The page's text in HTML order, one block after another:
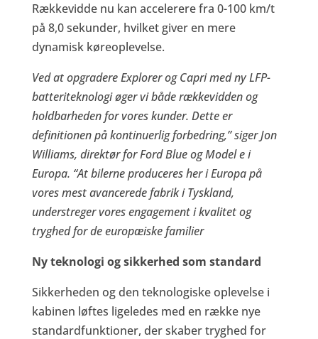
Rækkevidde nu kan accelerere fra 0-100 km/t
på 8,0 sekunder, hvilket giver en mere
dynamisk køreoplevelse.
Ved at opgradere Explorer og Capri med ny LFP-
batteriteknologi øger vi både rækkevidden og
holdbarheden for vores kunder. Dette er
definitionen på kontinuerlig forbedring,” siger Jon
Williams, direktør for Ford Blue og Model e i
Europa. “At bilerne produceres her i Europa på
vores mest avancerede fabrik i Tyskland,
understreger vores engagement i kvalitet og
tryghed for de europæiske familier
Ny teknologi og sikkerhed som standard
Sikkerheden og den teknologiske oplevelse i
kabinen løftes ligeledes med en række nye
standardfunktioner, der skaber tryghed for